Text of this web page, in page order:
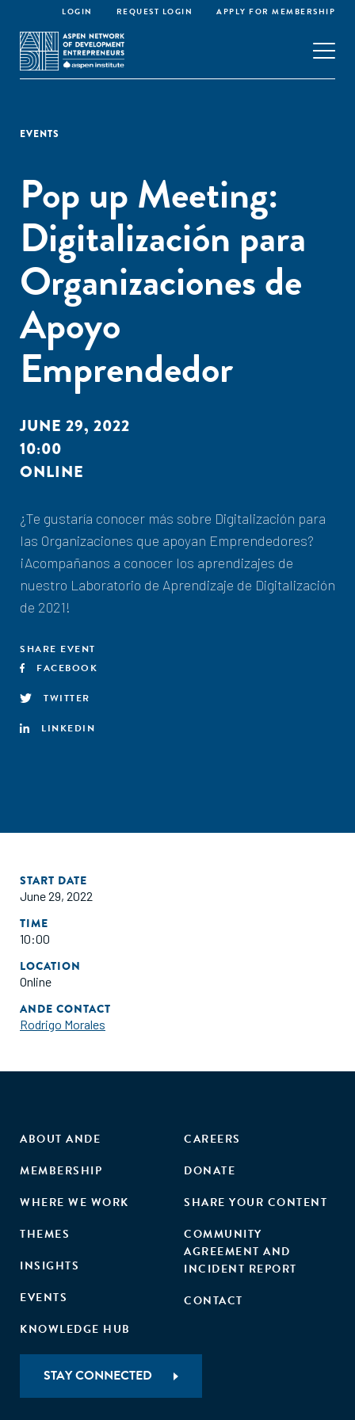
LOGIN REQUEST LOGIN APPLY FOR MEMBERSHIP
EVENTS
Pop up Meeting:
Digitalización para
Organizaciones de
Apoyo
Emprendedor
JUNE 29, 2022
10:00
ONLINE
¿Te gustaría conocer más sobre Digitalización para
las Organizaciones que apoyan Emprendedores?
¡Acompañanos a conocer los aprendizajes de
nuestro Laboratorio de Aprendizaje de Digitalización
de 2021!
SHARE EVENT
FACEBOOK
TWITTER
LINKEDIN
START DATE
June 29, 2022
TIME
10:00
LOCATION
Online
ANDE CONTACT
Rodrigo Morales
ABOUT ANDE
MEMBERSHIP
WHERE WE WORK
THEMES
INSIGHTS
EVENTS
KNOWLEDGE HUB
CAREERS
DONATE
SHARE YOUR CONTENT
COMMUNITY
AGREEMENT AND
INCIDENT REPORT
CONTACT
STAY CONNECTED